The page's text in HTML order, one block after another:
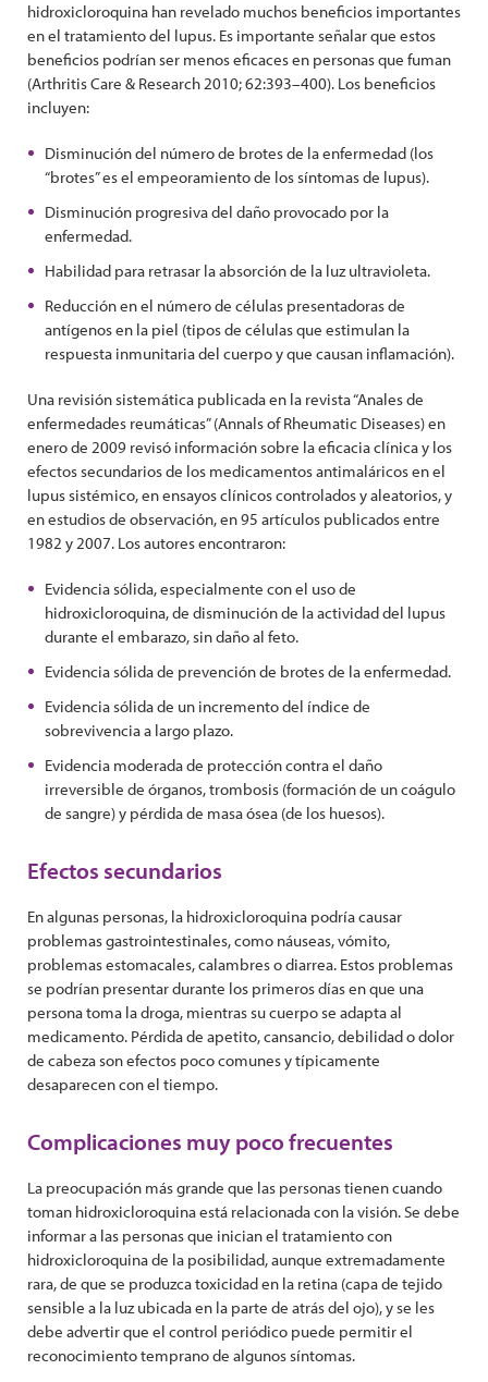
hidroxicloroquina han revelado muchos beneficios importantes
en el tratamiento del lupus. Es importante señalar que estos
beneficios podrían ser menos eficaces en personas que fuman
(Arthritis Care & Research 2010; 62:393–400). Los beneficios
incluyen:
Disminución del número de brotes de la enfermedad (los
“brotes” es el empeoramiento de los síntomas de lupus).
Disminución progresiva del daño provocado por la
enfermedad.
Habilidad para retrasar la absorción de la luz ultravioleta.
Reducción en el número de células presentadoras de
antígenos en la piel (tipos de células que estimulan la
respuesta inmunitaria del cuerpo y que causan inflamación).
Una revisión sistemática publicada en la revista “Anales de
enfermedades reumáticas” (Annals of Rheumatic Diseases) en
enero de 2009 revisó información sobre la eficacia clínica y los
efectos secundarios de los medicamentos antimaláricos en el
lupus sistémico, en ensayos clínicos controlados y aleatorios, y
en estudios de observación, en 95 artículos publicados entre
1982 y 2007. Los autores encontraron:
Evidencia sólida, especialmente con el uso de
hidroxicloroquina, de disminución de la actividad del lupus
durante el embarazo, sin daño al feto.
Evidencia sólida de prevención de brotes de la enfermedad.
Evidencia sólida de un incremento del índice de
sobrevivencia a largo plazo.
Evidencia moderada de protección contra el daño
irreversible de órganos, trombosis (formación de un coágulo
de sangre) y pérdida de masa ósea (de los huesos).
Efectos secundarios
En algunas personas, la hidroxicloroquina podría causar
problemas gastrointestinales, como náuseas, vómito,
problemas estomacales, calambres o diarrea. Estos problemas
se podrían presentar durante los primeros días en que una
persona toma la droga, mientras su cuerpo se adapta al
medicamento. Pérdida de apetito, cansancio, debilidad o dolor
de cabeza son efectos poco comunes y típicamente
desaparecen con el tiempo.
Complicaciones muy poco frecuentes
La preocupación más grande que las personas tienen cuando
toman hidroxicloroquina está relacionada con la visión. Se debe
informar a las personas que inician el tratamiento con
hidroxicloroquina de la posibilidad, aunque extremadamente
rara, de que se produzca toxicidad en la retina (capa de tejido
sensible a la luz ubicada en la parte de atrás del ojo), y se les
debe advertir que el control periódico puede permitir el
reconocimiento temprano de algunos síntomas.